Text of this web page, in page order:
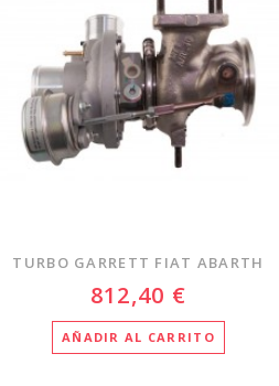
TURBO GARRETT FIAT ABARTH
812,40 €
AÑADIR AL CARRITO